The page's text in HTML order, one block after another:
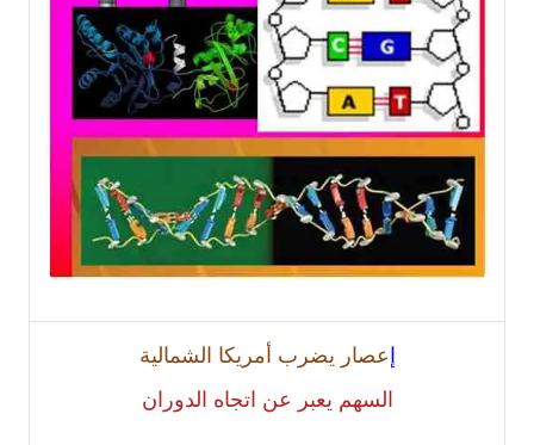
إعصار يضرب أمريكا الشمالية
السهم يعبر عن اتجاه الدوران